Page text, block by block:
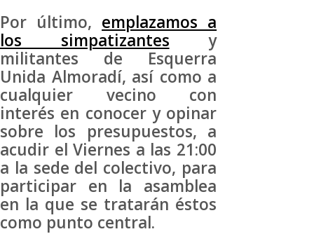
Por último, emplazamos a
los simpatizantes y
militantes de Esquerra
Unida Almoradí, así como a
cualquier vecino con
interés en conocer y opinar
sobre los presupuestos, a
acudir el Viernes a las 21:00
a la sede del colectivo, para
participar en la asamblea
en la que se tratarán éstos
como punto central.